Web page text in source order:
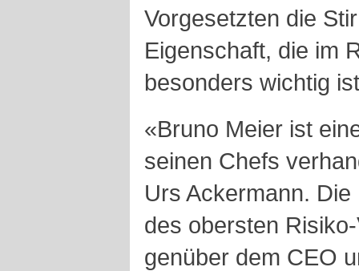
Vorgesetzten die
Eigenschaft, die im
besonders wichtig
«Bruno Meier ist
seinen Chefs
Urs Ackermann.
des obersten
genüber dem CEO